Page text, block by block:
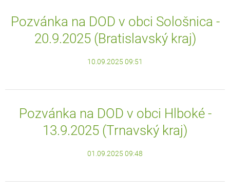
Pozvánka na DOD v obci Sološnica -
20.9.2025 (Bratislavský kraj)
10.09.2025 09:51
Pozvánka na DOD v obci Hlboké -
13.9.2025 (Trnavský kraj)
01.09.2025 09:48